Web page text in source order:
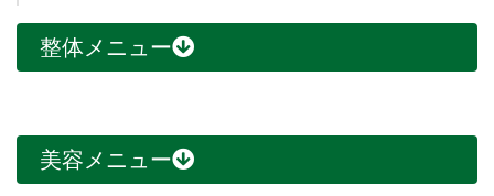
整体メニュー
美容メニュー